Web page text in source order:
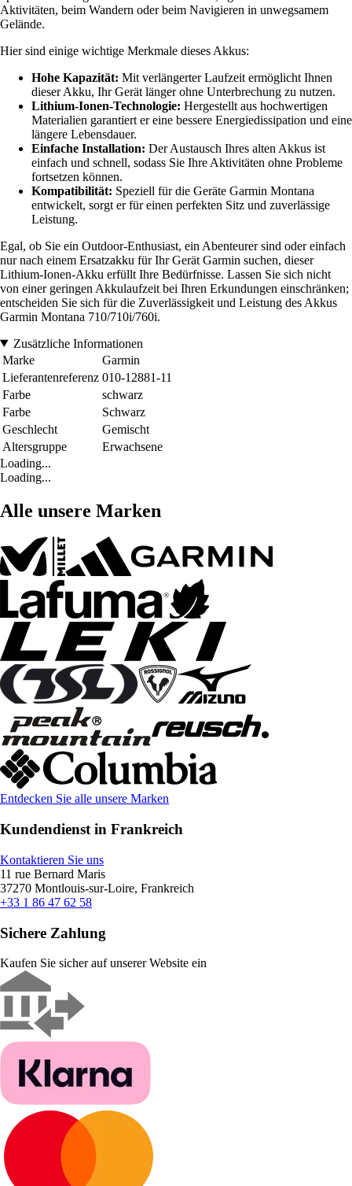
Aktivitäten, beim Wandern oder beim Navigieren in unwegsamem
Gelände.
Hier sind einige wichtige Merkmale dieses Akkus:
Hohe Kapazität: Mit verlängerter Laufzeit ermöglicht Ihnen
dieser Akku, Ihr Gerät länger ohne Unterbrechung zu nutzen.
Lithium-Ionen-Technologie: Hergestellt aus hochwertigen
Materialien garantiert er eine bessere Energiedissipation und eine
längere Lebensdauer.
Einfache Installation: Der Austausch Ihres alten Akkus ist
einfach und schnell, sodass Sie Ihre Aktivitäten ohne Probleme
fortsetzen können.
Kompatibilität: Speziell für die Geräte Garmin Montana
entwickelt, sorgt er für einen perfekten Sitz und zuverlässige
Leistung.
Egal, ob Sie ein Outdoor-Enthusiast, ein Abenteurer sind oder einfach
nur nach einem Ersatzakku für Ihr Gerät Garmin suchen, dieser
Lithium-Ionen-Akku erfüllt Ihre Bedürfnisse. Lassen Sie sich nicht
von einer geringen Akkulaufzeit bei Ihren Erkundungen einschränken;
entscheiden Sie sich für die Zuverlässigkeit und Leistung des Akkus
Garmin Montana 710/710i/760i.
Zusätzliche Informationen
Marke
Garmin
Lieferantenreferenz 010-12881-11
Farbe
schwarz
Farbe
Schwarz
Geschlecht
Gemischt
Altersgruppe
Erwachsene
Loading...
Loading...
Alle unsere Marken
Entdecken Sie alle unsere Marken
Kundendienst in Frankreich
Kontaktieren Sie uns
11 rue Bernard Maris
37270 Montlouis-sur-Loire, Frankreich
+33 1 86 47 62 58
Sichere Zahlung
Kaufen Sie sicher auf unserer Website ein